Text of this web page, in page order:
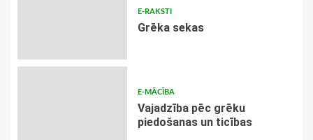
E-RAKSTI
Grēka sekas
E-MĀCĪBA
Vajadzība pēc grēku
piedošanas un ticības